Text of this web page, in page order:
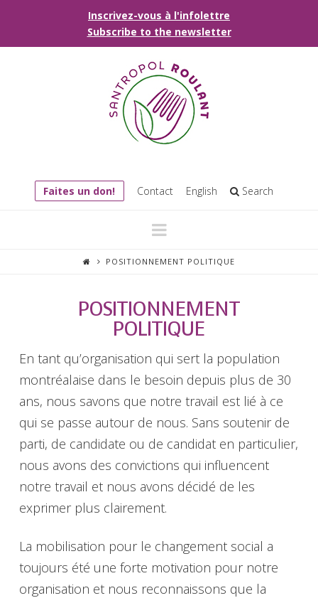
Inscrivez-vous à l'infolettre
Subscribe to the newsletter
Faites un don! Contact English Search
Navigation
POSITIONNEMENT POLITIQUE
POSITIONNEMENT
POLITIQUE
En tant qu’organisation qui sert la population
montréalaise dans le besoin depuis plus de 30
ans, nous savons que notre travail est lié à ce
qui se passe autour de nous. Sans soutenir de
parti, de candidate ou de candidat en particulier,
nous avons des convictions qui influencent
notre travail et nous avons décidé de les
exprimer plus clairement.
La mobilisation pour le changement social a
toujours été une forte motivation pour notre
organisation et nous reconnaissons que la